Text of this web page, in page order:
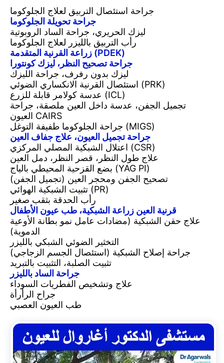
جراحة استئصال التربيق لعلاج الجلوكوما
جراحة تحويلة الجلوكوما
ليزك الحريري، جراحة الساد الروبوتية
رأب التربيق بالليزر لعلاج الجلوكوما
زراعة القرنية المتقدمة (PDEK)
جراحة تصحيح النظر، ليزك كونتورا
ليزك بدون رفرف، جراحة الليزك
استئصال القرنية الانكساري الضوئي (PRK)
عدسة كولامر قابلة للزرع (ICL)
تجميل الجفن، عدسة داخل العين ملصقة، جراحة
العيون CAIRS
جراحة الجلوكوما طفيفة التوغل (MIGS)
جراحة تجميل العيون، علاج جفاف العين
اعتلال الشبكية المصلي المركزي (CSR)
علاج طول النظر، قصر النظر، دمل العين
بضع القزحية المحيطي بالياج (YAG PI)
تصحيح الجفن ومحجر العين (تجميل الجفن)
تثبيت الشبكية الهوائي (PR)
رأب الحدقة بثقب صغير
قرنية العين زراعة الشبكية، طب عيون الأطفال
علاج حقن الشبكية (مضادات عامل نمو بطانة الأوعية
الدموية)
التخثير الضوئي الشبكي بالليزر
جراحة إصلاح الشبكية (استئصال الجسم الزجاجي)
تثبيت الصلبة، التثبيت بالتبريد
جراحة الساد بالليزر
علاج وتشخيص الفطريات السوداء
جراح الرأرأة
طب العيون العصبي